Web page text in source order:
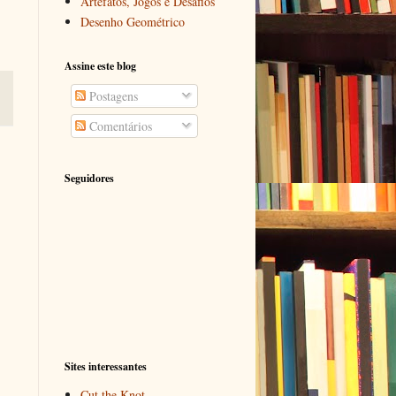
Desenho Geométrico
Assine este blog
Postagens
Comentários
Seguidores
Sites interessantes